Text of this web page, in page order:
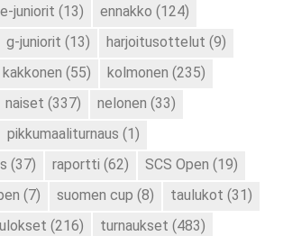
e-juniorit (13) ennakko (124)
g-juniorit (13) harjoitusottelut (9)
kakkonen (55) kolmonen (235)
naiset (337) nelonen (33)
pikkumaaliturnaus (1)
(37) raportti (62) SCS Open (19)
(7) suomen cup (8) taulukot (31)
(216) turnaukset (483)